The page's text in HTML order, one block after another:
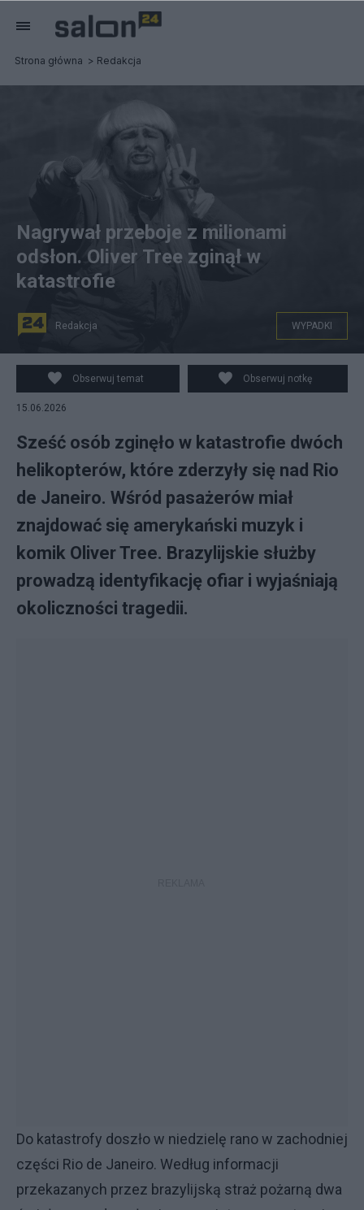
Strona główna Redakcja
Nagrywał przeboje z milionami
odsłon. Oliver Tree zginął w
katastrofie
Redakcja WYPADKI
Obserwuj temat Obserwuj notkę
15.06.2026
Sześć osób zginęło w katastrofie dwóch
helikopterów, które zderzyły się nad Rio
de Janeiro. Wśród pasażerów miał
znajdować się amerykański muzyk i
komik Oliver Tree. Brazylijskie służby
prowadzą identyfikację ofiar i wyjaśniają
okoliczności tragedii.
Do katastrofy doszło w niedzielę rano w zachodniej
części Rio de Janeiro. Według informacji
przekazanych przez brazylijską straż pożarną dwa